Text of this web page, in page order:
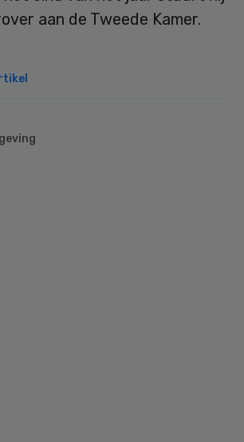
aan de Tweede Kamer.